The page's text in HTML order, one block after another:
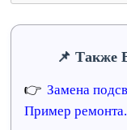
Также
Замена
Пример ремонта.